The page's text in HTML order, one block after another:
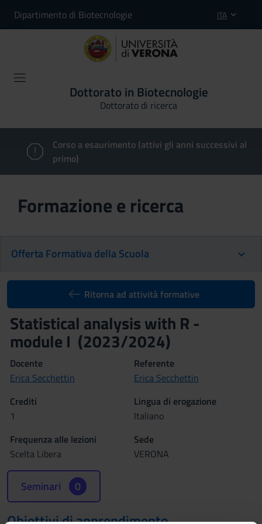
Dipartimento di Biotecnologie ITA
Dottorato in Biotecnologie
Dottorato di ricerca
Corso a esaurimento (attivi gli anni successivi al
primo)
Formazione e ricerca
Offerta Formativa della Scuola
Ritorna ad attività formative
Statistical analysis with R -
module I (2023/2024)
Docente
Erica Secchettin
Referente
Erica Secchettin
Crediti
1
Lingua di erogazione
Italiano
Frequenza alle lezioni
Scelta Libera
Sede
VERONA
Seminari 0